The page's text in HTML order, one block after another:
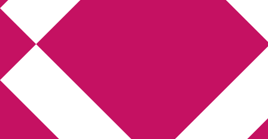
Annikas litteratur-
och kulturblogg
Deckare, kriminalromaner, thrillers